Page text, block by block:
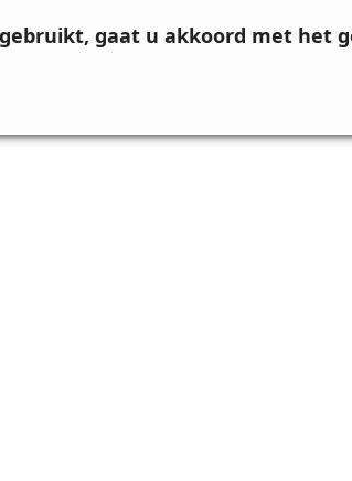
gaat u akkoord met het